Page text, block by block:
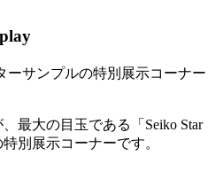
最大の目玉である「Seiko Star
別展示コーナーです。